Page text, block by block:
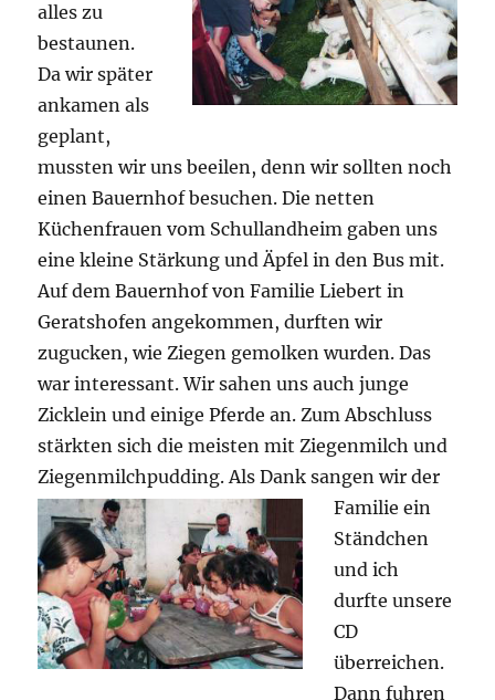
alles zu
bestaunen.
Da wir später
ankamen als
geplant,
mussten wir uns beeilen, denn wir sollten noch
einen Bauernhof besuchen. Die netten
Küchenfrauen vom Schullandheim gaben uns
eine kleine Stärkung und Äpfel in den Bus mit.
Auf dem Bauernhof von Familie Liebert in
Geratshofen angekommen, durften wir
zugucken, wie Ziegen gemolken wurden. Das
war interessant. Wir sahen uns auch junge
Zicklein und einige Pferde an. Zum Abschluss
stärkten sich die meisten mit Ziegenmilch und
Ziegenmilchpudding.Als Dank sangen wir der
Familie ein
Ständchen
und ich
durfte unsere
CD
überreichen.
Dann fuhren